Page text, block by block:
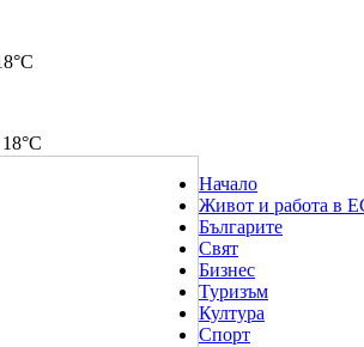
18°C
Начало
Живот и работа в
Българите
Свят
Бизнес
Туризъм
Култура
Спорт